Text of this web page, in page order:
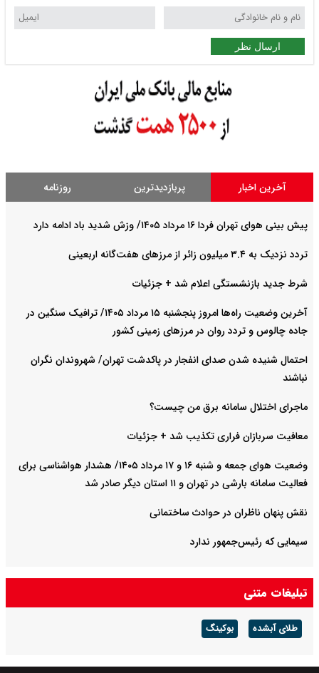
ارسال نظر
آخرین اخبار پربازدیدترین روزنامه
پیش بینی هوای تهران فردا ۱۶ مرداد ۱۴۰۵/ وزش شدید باد ادامه دارد
تردد نزدیک به ۳.۴ میلیون زائر از مرزهای هفت‌گانه اربعینی
شرط جدید بازنشستگی اعلام شد + جزئیات
آخرین وضعیت راه‌ها امروز پنجشنبه ۱۵ مرداد ۱۴۰۵/ ترافیک سنگین در
جاده چالوس و تردد روان در مرزهای زمینی کشور
احتمال شنیده شدن صدای انفجار در پاکدشت تهران/ شهروندان نگران
نباشند
ماجرای اختلال سامانه برق من چیست؟
معافیت سربازان فراری تکذیب شد + جزئیات
وضعیت هوای جمعه و شنبه ۱۶ و ۱۷ مرداد ۱۴۰۵/ هشدار هواشناسی برای
فعالیت سامانه بارشی در تهران و ۱۱ استان دیگر صادر شد
نقش پنهان ناظران در حوادث ساختمانی
سیمایی که رئیس‌جمهور ندارد
تبلیغات متنی
طلای آبشده بوکینگ